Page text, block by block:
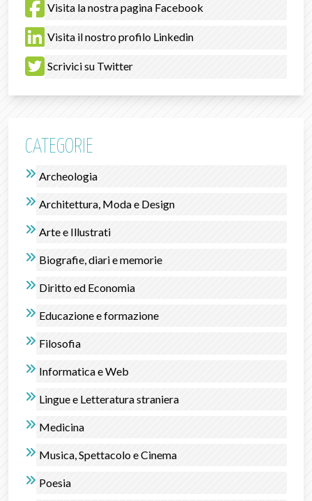
Visita la nostra pagina Facebook
Visita il nostro profilo Linkedin
Scrivici su Twitter
CATEGORIE
Archeologia
Architettura, Moda e Design
Arte e Illustrati
Biografie, diari e memorie
Diritto ed Economia
Educazione e formazione
Filosofia
Informatica e Web
Lingue e Letteratura straniera
Medicina
Musica, Spettacolo e Cinema
Poesia